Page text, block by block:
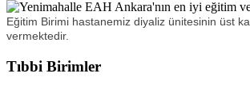
Eğitim Birimi hastanemiz diyaliz ünitesinin üst
vermektedir.
Tıbbi Birimler